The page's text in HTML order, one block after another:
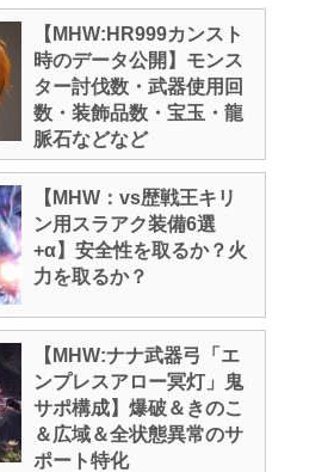
【MHW:HR999カンスト
時のデータ公開】モンス
ター討伐数・武器使用回
数・装飾品数・宝玉・龍
脈石などなど
【MHW：vs歴戦王キリ
ン用スラアク装備6選
+α】安全性を取るか？火
力を取るか？
【MHW:ナナ武器弓「エ
ンプレスアロー冥灯」鬼
サポ構成】爆破＆きのこ
＆広域＆全状態異常のサ
ポート特化